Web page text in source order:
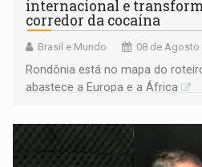
internacional e
corredor da cocaína
Brasil e Mundo 08 de Agosto
Rondônia está no mapa do
abastece a Europa e a África